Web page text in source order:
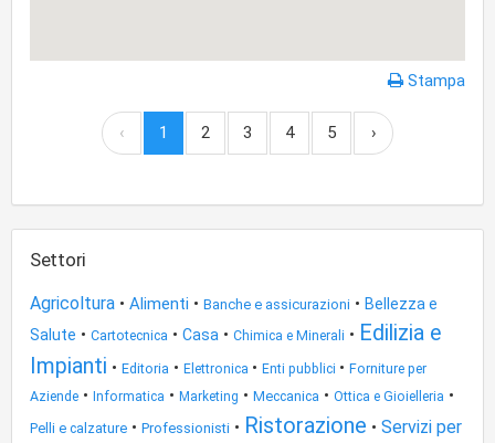
Stampa
‹ 1 2 3 4 5 ›
Settori
Agricoltura • Alimenti • Banche e assicurazioni • Bellezza e
Salute • Cartotecnica • Casa • Chimica e Minerali • Edilizia e
Impianti • Editoria • Elettronica • Enti pubblici • Forniture per
Aziende • Informatica • Marketing • Meccanica • Ottica e Gioielleria •
Pelli e calzature • Professionisti • Ristorazione • Servizi per